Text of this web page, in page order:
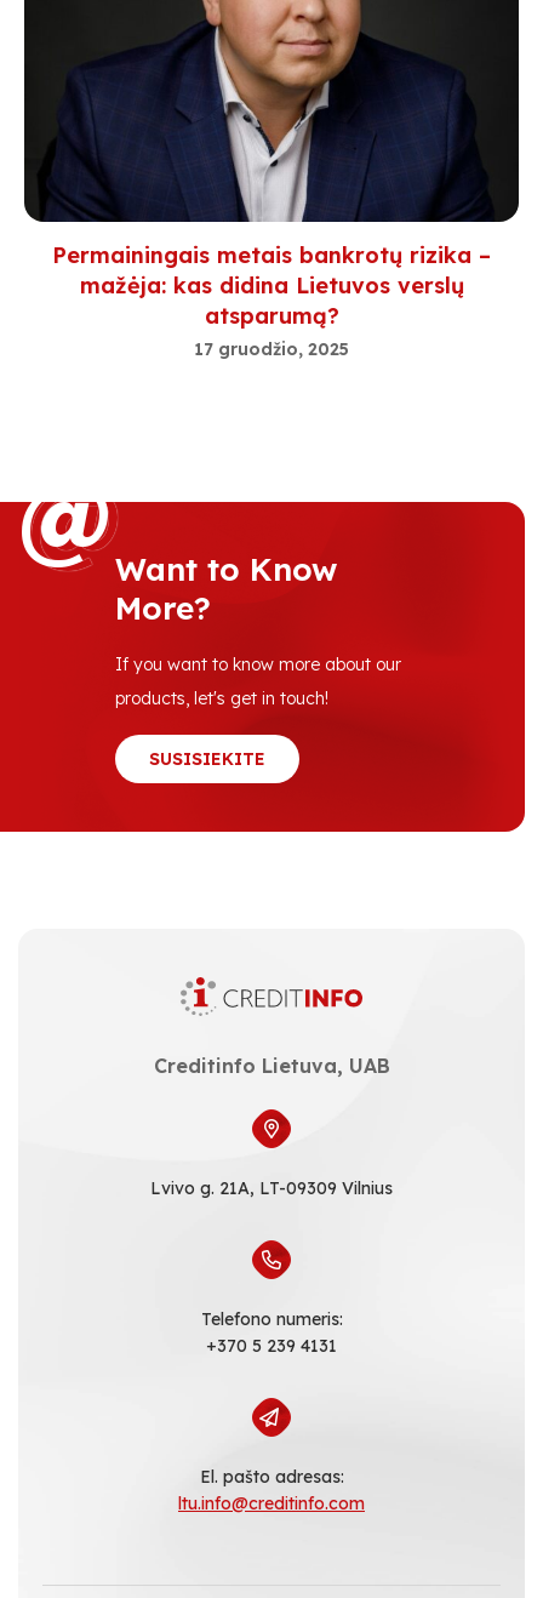
Permainingais metais bankrotų rizika –
mažėja: kas didina Lietuvos verslų
atsparumą?
17 gruodžio, 2025
@
@Want to Know
More?
If you want to know more about our
products, let's get in touch!
SUSISIEKITE
Creditinfo Lietuva, UAB
Lvivo g. 21A, LT-09309 Vilnius
Telefono numeris:
+370 5 239 4131
El. pašto adresas:
ltu.info@creditinfo.com